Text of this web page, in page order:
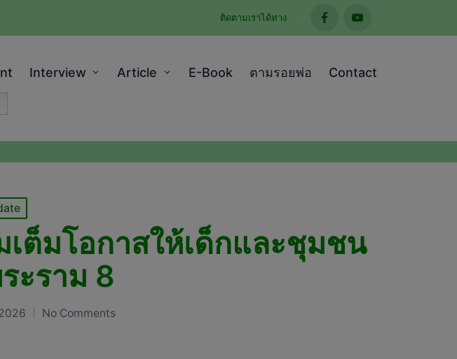
ติดตามเราได้ทาง
facebookyoutube
Interview Article E-Book ตามรอยพ่อ Contact
ต็มโอกาสให้เด็กและชุมชน
ะราม 8
No Comments